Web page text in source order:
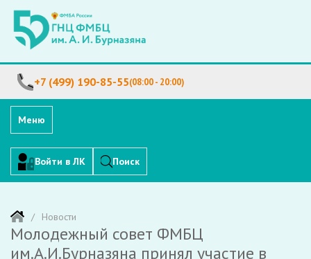
+7 (499) 190-85-55(08:00 - 20:00)
Меню
Войти в ЛК Поиск
Новости
Молодежный совет ФМБЦ
им.А.И.Бурназяна принял участие в